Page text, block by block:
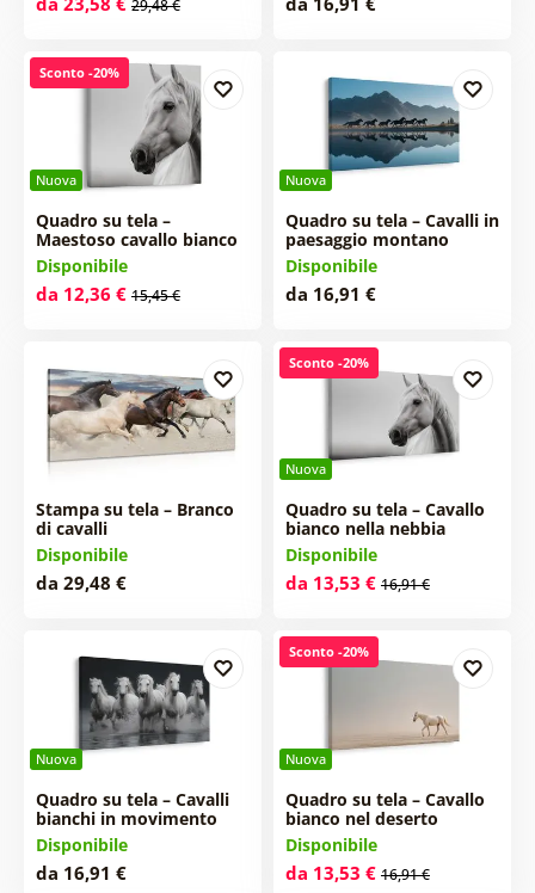
29,48 €
Nuova
Sconto -20%
Quadro su tela –
Maestoso cavallo bianco
Disponibile
da 12,36 € 15,45 €
Nuova
Quadro su tela – Cavalli in
paesaggio montano
Disponibile
da 16,91 €
Stampa su tela – Branco
di cavalli
Disponibile
da 29,48 €
Nuova
Sconto -20%
Quadro su tela – Cavallo
bianco nella nebbia
Disponibile
da 13,53 € 16,91 €
Nuova
Quadro su tela – Cavalli
bianchi in movimento
Disponibile
da 16,91 €
Nuova
Sconto -20%
Quadro su tela – Cavallo
bianco nel deserto
Disponibile
da 13,53 € 16,91 €